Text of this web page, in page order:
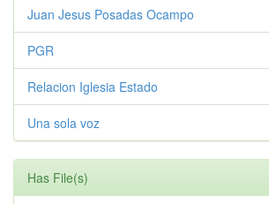
Juan Jesus Posadas Ocampo
PGR
Relacion Iglesia Estado
Una sola voz
Has File(s)